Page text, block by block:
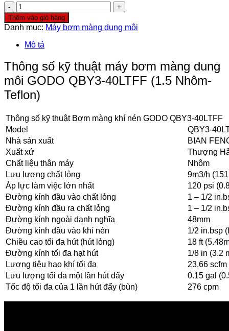
Máy
bơm
màng
dung
môi
GODO
QBY3-
40LTFF
số
Thêm vào giỏ hàng
Danh mục: Máy bơm màng dung môi
Mô tả
Thông số kỹ thuật máy bơm màng dung
môi GODO QBY3-40LTFF (1.5 Nhôm-
Teflon)
Thông số kỹ thuật Bơm màng khí nén GODO QBY3-40LTFF
Model
QBY3-
Nhà sản xuất
BIAN
Xuất xứ
Thượng
Chất liệu thân máy
Nhôm
Lưu lượng chất lỏng
9m3/h
Áp lực làm việc lớn nhất
120 psi
Đường kính đầu vào chất lỏng
1 – 1/2
Đường kính đầu ra chất lỏng
1 – 1/2
Đường kính ngoài danh nghĩa
48mm
Đường kính đầu vào khí nén
1/2 in.bsp
Chiều cao tối đa hút (hút lỏng)
18 ft
Đường kính tối đa hạt hút
1/8 in (3.2
Lượng tiêu hao khí tối đa
23.66 scfm
Lưu lượng tối đa một lần hút đẩy
0.15 gal
Tốc độ tối đa của 1 lần hút đẩy (bùn)
276 cpm